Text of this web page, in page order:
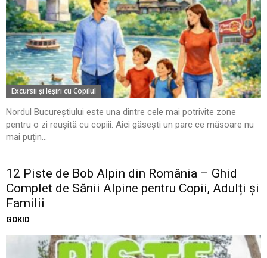
Excursii şi Ieşiri cu Copilul
Nordul Bucureștiului este una dintre cele mai potrivite zone
pentru o zi reușită cu copiii. Aici găsești un parc ce măsoare nu
mai puțin...
12 Piste de Bob Alpin din România – Ghid
Complet de Sănii Alpine pentru Copii, Adulți și
Familii
GOKID